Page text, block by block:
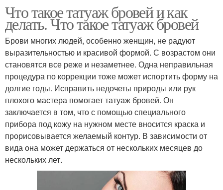
Что такое татуаж бровей и как
делать. Что такое татуаж бровей
Брови многих людей, особенно женщин, не радуют
выразительностью и красивой формой. С возрастом они
становятся все реже и незаметнее. Одна неправильная
процедура по коррекции тоже может испортить форму на
долгие годы. Исправить недочеты природы или рук
плохого мастера помогает татуаж бровей. Он
заключается в том, что с помощью специального
прибора под кожу на нужном месте вносится краска и
прорисовывается желаемый контур. В зависимости от
вида она может держаться от нескольких месяцев до
нескольких лет.